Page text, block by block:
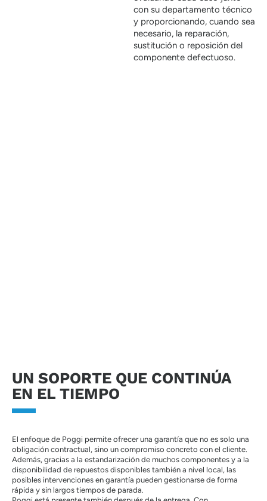
con su departamento técnico
y proporcionando, cuando sea
necesario, la reparación,
sustitución o reposición del
componente defectuoso.
UN SOPORTE QUE CONTINÚA
EN EL TIEMPO
El enfoque de Poggi permite ofrecer una garantía que no es solo una
obligación contractual, sino un compromiso concreto con el cliente.
Además, gracias a la estandarización de muchos componentes y a la
disponibilidad de repuestos disponibles también a nivel local, las
posibles intervenciones en garantía pueden gestionarse de forma
rápida y sin largos tiempos de parada.